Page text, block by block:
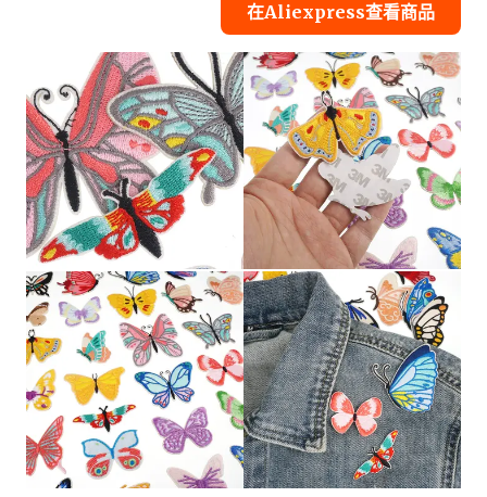
在Aliexpress查看商品